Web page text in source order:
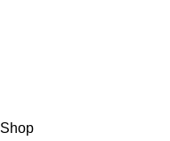
Shop